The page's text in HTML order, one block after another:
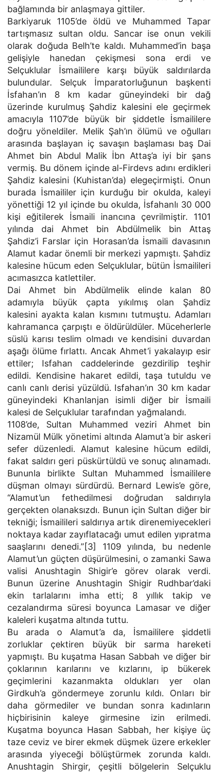
bağlamında bir anlaşmaya gittiler.
Barkiyaruk 1105’de öldü ve Muhammed Tapar
tartışmasız sultan oldu. Sancar ise onun vekili
olarak doğuda Belh’te kaldı. Muhammed’in başa
gelişiyle hanedan çekişmesi sona erdi ve
Selçuklular İsmaililere karşı büyük saldırılarda
bulundular. Selçuk İmparatorluğunun başkenti
İsfahan’ın 8 km kadar güneyindeki bir dağ
üzerinde kurulmuş Şahdiz kalesini ele geçirmek
amacıyla 1107’de büyük bir şiddetle İsmaililere
doğru yöneldiler. Melik Şah’ın ölümü ve oğulları
arasında başlayan iç savaşın başlaması baş Dai
Ahmet bin Abdul Malik İbn Attaş’a iyi bir şans
vermiş. Bu dönem içinde al-Firdevs adını erdikleri
Şahdiz kalesini (Kuhistan’da) elegeçirmişti. Onun
burada İsmaililer için kurduğu bir okulda, kaleyi
yönettiği 12 yıl içinde bu okulda, İsfahanlı 30 000
kişi eğitilerek İsmaili inancına çevrilmiştir. 1101
yılında dai Ahmet bin Abdülmelik bin Attaş
Şahdiz’i Farslar için Horasan’da İsmaili davasının
Alamut kadar önemli bir merkezi yapmıştı. Şahdiz
kalesine hücum eden Selçuklular, bütün İsmailileri
acımasızca katlettiler.
Dai Ahmet bin Abdülmelik elinde kalan 80
adamıyla büyük çapta yıkılmış olan Şahdiz
kalesini ayakta kalan kısmını tutmuştu. Adamları
kahramanca çarpıştı e öldürüldüler. Müceherlerle
süslü karısı teslim olmadı ve kendisini duvardan
aşağı ölüme fırlattı. Ancak Ahmet’i yakalayıp esir
ettiler; Isfahan caddelerinde gezdirilip teşhir
edildi. Kendisine hakaret edildi, taşa tutuldu ve
canlı canlı derisi yüzüldü. Isfahan’ın 30 km kadar
güneyindeki Khanlanjan isimli diğer bir İsmaili
kalesi de Selçuklular tarafından yağmalandı.
1108’de, Sultan Muhammed veziri Ahmet bin
Nizamül Mülk yönetimi altında Alamut’a bir askeri
sefer düzenledi. Alamut kalesine hücum edildi,
fakat saldırı geri püskürtüldü ve sonuç alınamadı.
Bununla birlikte Sultan Muhammed İsmaililere
düşman olmayı sürdürdü. Bernard Lewis’e göre,
“Alamut’un fethedilmesi doğrudan saldırıyla
gerçekten olanaksızdı. Bunun için Sultan diğer bir
tekniği; İsmailileri saldırıya artık direnemiyecekleri
noktaya kadar zayıflatacağı umut edilen yıpratma
saaşlarını denedi.”[3] 1109 yılında, bu nedenle
Alamut’un güçten düşürülmesini, o zamanki Sawa
valisi Anushtagin Shigir’e görev olarak verdi.
Bunun üzerine Anushtagin Shigir Rudhbar’daki
ekin tarlalarını imha etti; 8 yıllık takip ve
cezalandırma süresi boyunca Lamasar ve diğer
kaleleri kuşatma altında tuttu.
Bu arada o Alamut’a da, İsmaililere şiddetli
zorluklar çektiren büyük bir sarma hareketi
yapmıştı. Bu kuşatma Hasan Sabbah ve diğer bir
çoklarının karılarını ve kızlarını, ip bükerek
geçimlerini kazanmakta oldukları yer olan
Girdkuh’a göndermeye zorunlu kıldı. Onları bir
daha görmediler ve bundan sonra kadınların
hiçbirisinin kaleye girmesine izin erilmedi.
Kuşatma boyunca Hasan Sabbah, her kişiye üç
taze ceviz ve birer ekmek düşmek üzere erkekler
arasında yiyeceği bölüştürmek zorunda kaldı.
Anushtagin Shirgir, çeşitli bölgelerin Selçuklu